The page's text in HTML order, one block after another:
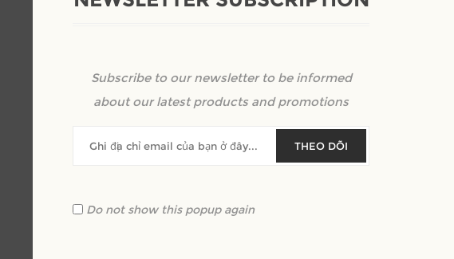
Subscribe to our newsletter to be informed
about our latest products and promotions
THEO DÕI
Do not show this popup again